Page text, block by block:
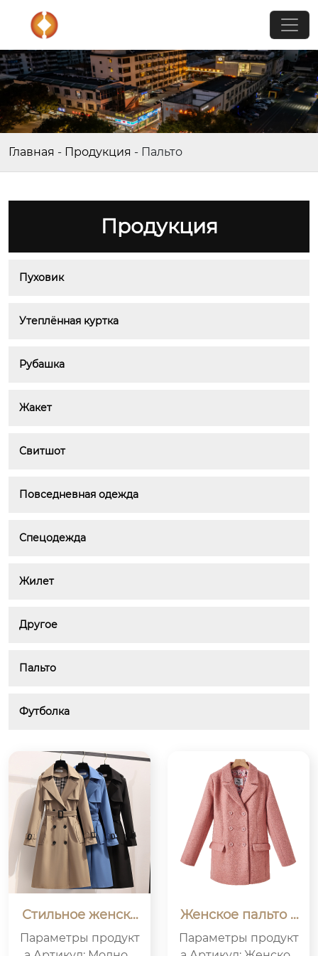
Главная - Продукция - Пальто
Продукция
Пуховик
Утеплённая куртка
Рубашка
Жакет
Свитшот
Повседневная одежда
Спецодежда
Жилет
Другое
Пальто
Футболка
Стильное женско
е пальто средней
длины для осенн
Параметры продукт
Женское пальто с
редней длины из
ткани с драконьи
Параметры продукт